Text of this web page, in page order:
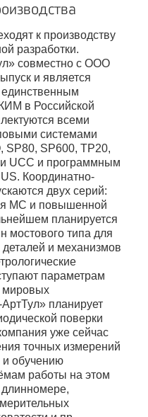
к производству
разработки.
совместно с ООО
и является
в Российской
всеми
системами
SP80, SP600, TP20,
UCC и программным
Координатно-
двух серий:
МС и повышенной
планируется
мостового типа для
и механизмов
параметрам
мировых
планирует
поверки
уже сейчас
точных измерений
обучению
работы на этом